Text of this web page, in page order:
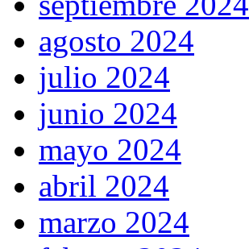
agosto 2024
julio 2024
junio 2024
mayo 2024
abril 2024
marzo 2024